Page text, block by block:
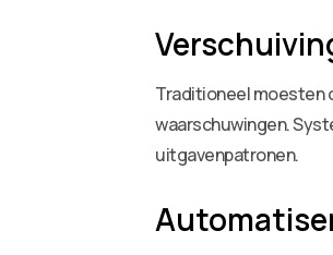
Traditioneel moesten
waarschuwingen.
uitgavenpatronen.